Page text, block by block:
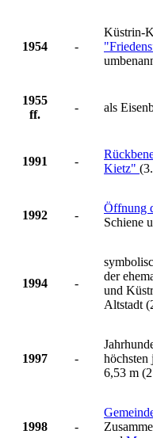
1954 -
Küstrin-
1955
ff.
- als
1991 -
Kietz"
1992 -
Öffnung
Schiene
1994 -
der
und
Altstadt
1997 -
höchsten
6,53 m
1998 -